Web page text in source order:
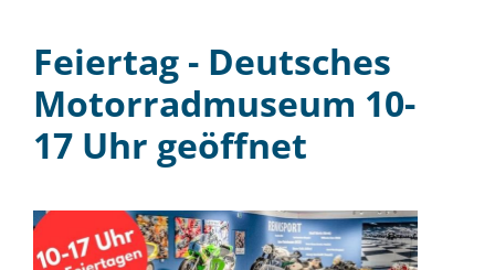
Feiertag - Deutsches
Motorradmuseum 10-
17 Uhr geöffnet